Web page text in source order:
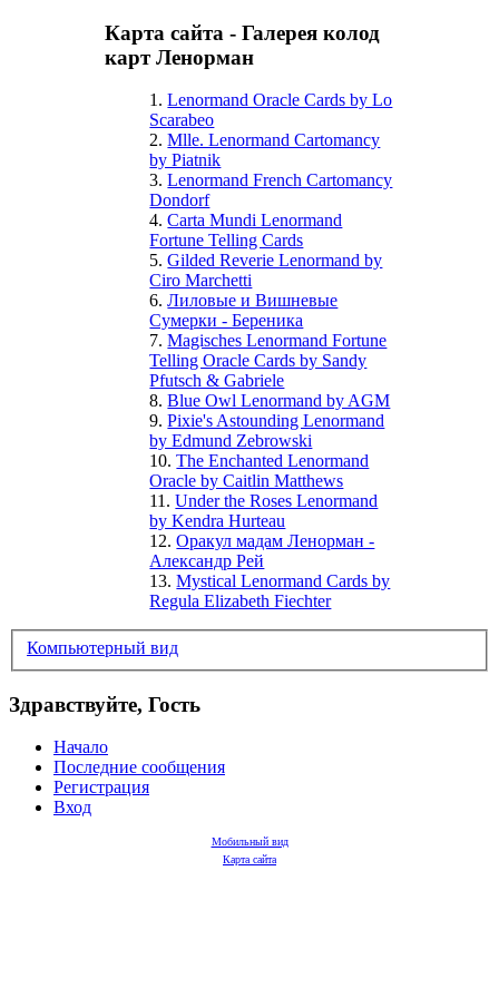
Карта сайта - Галерея колод
карт Ленорман
1.Lenormand Oracle Cards by Lo
Scarabeo
2.Mlle. Lenormand Cartomancy
by Piatnik
3.Lenormand French Cartomancy
Dondorf
4.Carta Mundi Lenormand
Fortune Telling Cards
5.Gilded Reverie Lenormand by
Ciro Marchetti
6.Лиловые и Вишневые
Сумерки - Береника
7.Magisches Lenormand Fortune
Telling Oracle Cards by Sandy
Pfutsch & Gabriele
8.Blue Owl Lenormand by AGM
9.Pixie's Astounding Lenormand
by Edmund Zebrowski
10.The Enchanted Lenormand
Oracle by Caitlin Matthews
11.Under the Roses Lenormand
by Kendra Hurteau
12.Оракул мадам Ленорман -
Александр Рей
13.Mystical Lenormand Cards by
Regula Elizabeth Fiechter
Компьютерный вид
Здравствуйте, Гость
Начало
Последние сообщения
Регистрация
Вход
Мобильный вид
Карта сайта